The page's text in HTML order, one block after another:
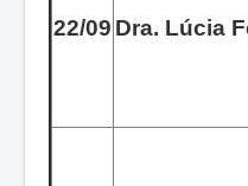
22/09 Dra. Lúcia